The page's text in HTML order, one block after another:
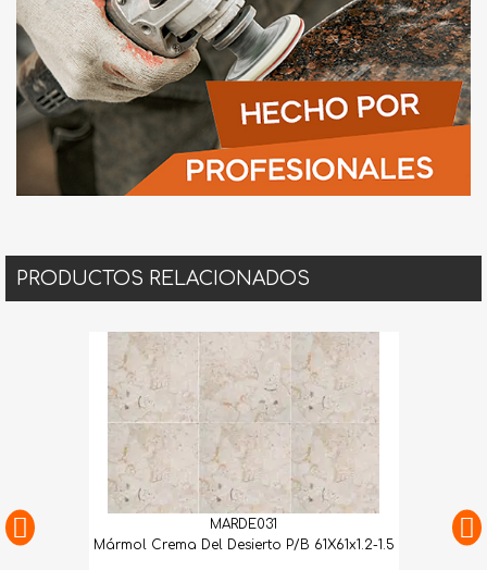
PRODUCTOS RELACIONADOS
MARDE031
Mármol Crema Del Desierto P/B 61X61x1.2-1.5